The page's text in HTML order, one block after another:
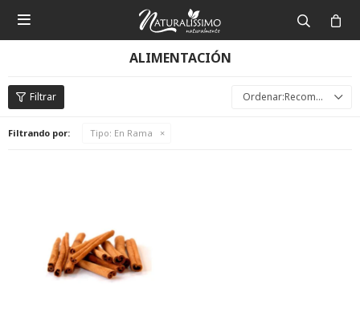

ALIMENTACIÓN
Recomendados
Filtrando por: Tipo: En Rama